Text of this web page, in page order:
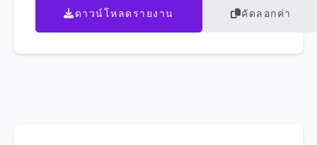
ดาวน์โหลดรายงาน คัดลอกค่า